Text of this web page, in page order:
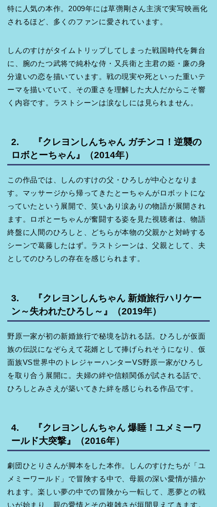
特に人気の本作。2009年には草彅剛さん主演で実写映画化
されるほど、多くのファンに愛されています。
しんのすけがタイムトリップしてしまった戦国時代を舞台
に、腕のたつ武将で純朴な侍・又兵衛と主君の姫・廉の身
分違いの恋を描いています。戦の現実や死といった重いテ
ーマを描いていて、その重さを理解した大人だからこそ響
く内容です。ラストシーンは涙なしには見られません。
2. 『クレヨンしんちゃん ガチンコ！逆襲の
ロボとーちゃん』（2014年）
この作品では、しんのすけの父・ひろしが中心となりま
す。マッサージから帰ってきたとーちゃんがロボットにな
っていたという展開で、笑いあり涙ありの物語が展開され
ます。ロボとーちゃんが奮闘する姿を見た視聴者は、物語
終盤に人間のひろしと、どちらが本物の父親かと対峙する
シーンで葛藤したはず。ラストシーンは、父親として、夫
としてのひろしの存在を感じられます。
3. 『クレヨンしんちゃん 新婚旅行ハリケー
ン～失われたひろし～』（2019年）
野原一家が初の新婚旅行で秘境を訪れる話。ひろしが仮面
族の伝説になぞらえて花婿として捧げられそうになり、仮
面族VS世界中のトレジャーハンターVS野原一家がひろし
を取り合う展開に。夫婦の絆や信頼関係が試される話で、
ひろしとみさえが築いてきた絆を感じられる作品です。
4. 『クレヨンしんちゃん 爆睡！ユメミーワ
ールド大突撃』（2016年）
劇団ひとりさんが脚本をした本作。しんのすけたちが「ユ
メミーワールド」で冒険する中で、母親の深い愛情が描か
れます。楽しい夢の中での冒険から一転して、悪夢との戦
いが始まり、親の愛情とその複雑さが垣間見えてきます。